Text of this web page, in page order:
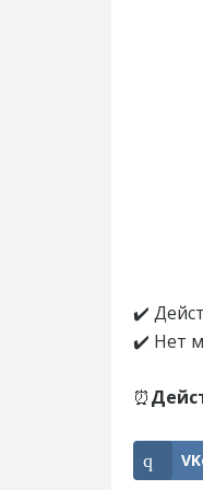
✔️
✔️ Нет
⏰